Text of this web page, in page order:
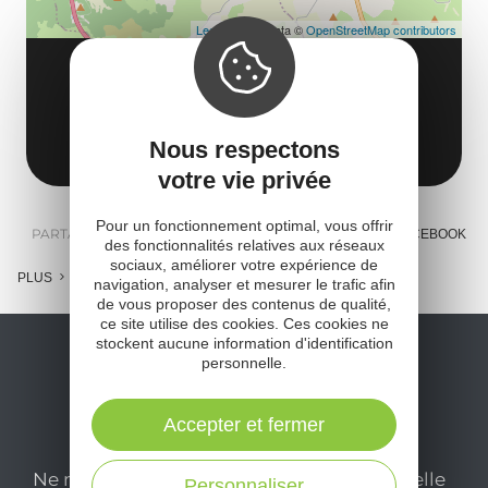
AUTOCARS CAUSSE (GROUPES)
impasse des ondes
12100 Millau
Obtenir l'itinéraire
Leaflet | Map data ©OpenStreetMap contributors
PARTAGER : E-MAIL MESSENGER FACEBOOK
PLUS
Ne manquez pas notre newsletter mensuelle
Nous respectons
votre vie privée
Pour un fonctionnement optimal, vous offrir
des fonctionnalités relatives aux réseaux
sociaux, améliorer votre expérience de
navigation, analyser et mesurer le trafic afin
de vous proposer des contenus de qualité,
ce site utilise des cookies. Ces cookies ne
stockent aucune information d'identification
personnelle.
Accepter et fermer